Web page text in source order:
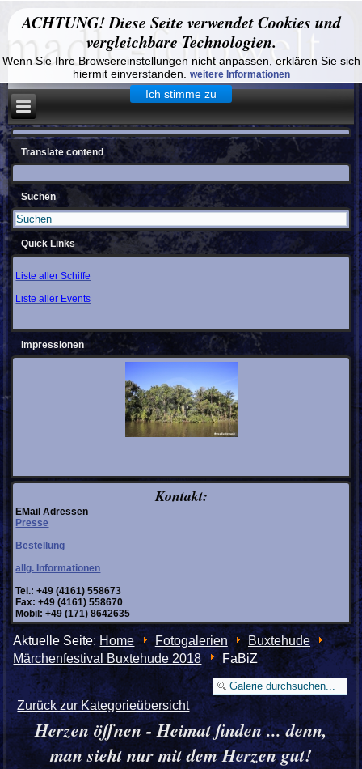
ACHTUNG! Diese Seite verwendet Cookies und
vergleichbare Technologien.
Wenn Sie Ihre Browsereinstellungen nicht anpassen, erklären Sie sich
hiermit einverstanden.
weitere Informationen
Ich stimme zu
Translate contend
Suchen
Quick Links
Liste aller Schiffe
Liste aller Events
Impressionen
Kontakt:
EMail Adressen
Presse
Bestellung
allg. Informationen
Tel.: +49 (4161) 558673
Fax: +49 (4161) 558670
Mobil: +49 (171) 8642635
Aktuelle Seite:Home Fotogalerien
Buxtehude
Märchenfestival Buxtehude 2018
FaBiZ
Zurück zur Kategorieübersicht
Herzen öffnen - Heimat finden ... denn,
man sieht nur mit dem Herzen gut!